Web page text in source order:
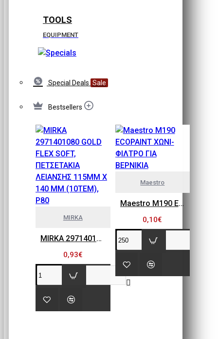
TOOLS
EQUIPMENT
Special Deals Sale
Bestsellers
MIRKA
MIRKA 2971401080 GOLD FLEX SOFT, ΠΕΤΣΕΤΑΚΙΑ ΛΕΙΑΝΣΗΣ 115MM X 140 MM (10ΤΕΜ), P80
0,93€
Maestro
Maestro M190 ECOPAINT ΧΩΝΙ-ΦΙΛΤΡΟ ΓΙΑ ΒΕΡΝΙΚΙΑ
0,10€